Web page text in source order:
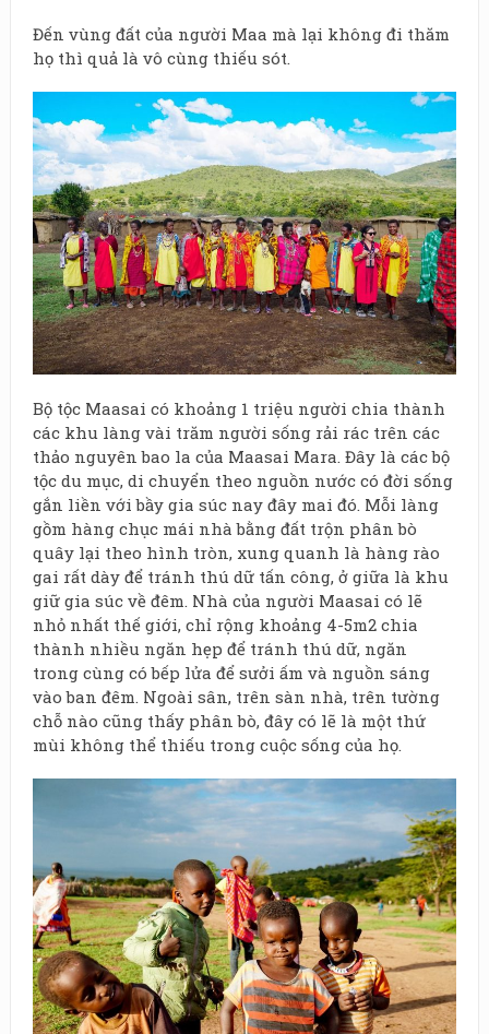
Đến vùng đất của người Maa mà lại không đi thăm
họ thì quả là vô cùng thiếu sót.
Bộ tộc Maasai có khoảng 1 triệu người chia thành
các khu làng vài trăm người sống rải rác trên các
thảo nguyên bao la của Maasai Mara. Đây là các bộ
tộc du mục, di chuyển theo nguồn nước có đời sống
gắn liền với bầy gia súc nay đây mai đó. Mỗi làng
gồm hàng chục mái nhà bằng đất trộn phân bò
quây lại theo hình tròn, xung quanh là hàng rào
gai rất dày để tránh thú dữ tấn công, ở giữa là khu
giữ gia súc về đêm. Nhà của người Maasai có lẽ
nhỏ nhất thế giới, chỉ rộng khoảng 4-5m2 chia
thành nhiều ngăn hẹp để tránh thú dữ, ngăn
trong cùng có bếp lửa để sưởi ấm và nguồn sáng
vào ban đêm. Ngoài sân, trên sàn nhà, trên tường
chỗ nào cũng thấy phân bò, đây có lẽ là một thứ
mùi không thể thiếu trong cuộc sống của họ.